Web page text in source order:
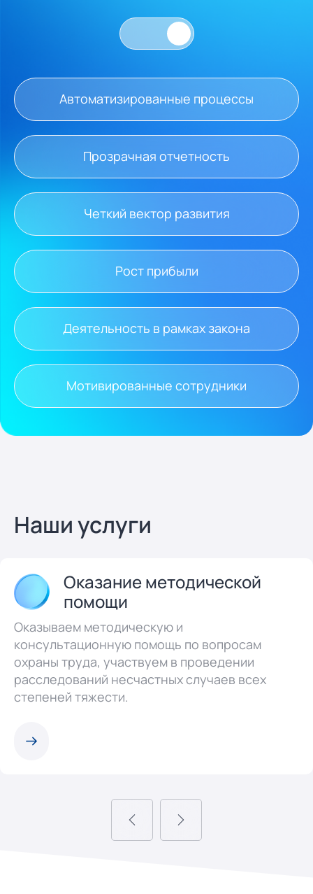
Автоматизированные процессы
Прозрачная отчетность
Четкий вектор развития
Рост прибыли
Деятельность в рамках закона
Мотивированные сотрудники
Наши услуги
Оказание методической
помощи
Оказываем методическую и
консультационную помощь по вопросам
охраны труда, участвуем в проведении
расследований несчастных случаев всех
степеней тяжести.